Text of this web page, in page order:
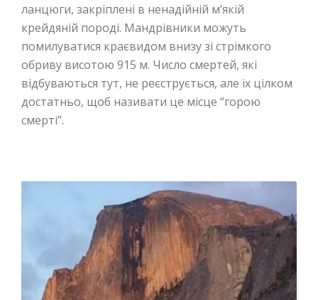
ланцюги, закріплені в ненадійній м’якій
крейдяній породі. Мандрівники можуть
помилуватися краєвидом внизу зі стрімкого
обриву висотою 915 м. Число смертей, які
відбуваються тут, не реєструється, але їх цілком
достатньо, щоб називати це місце “горою
смерті”.